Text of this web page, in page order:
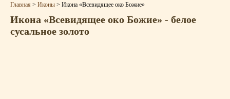
Главная > Иконы > Икона «Всевидящее око Божие»
Икона «Всевидящее око Божие» - белое
сусальное золото